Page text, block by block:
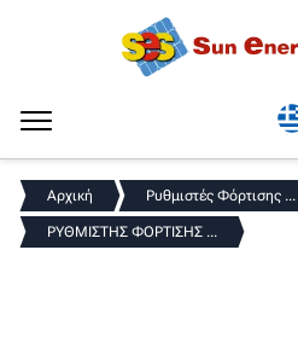
Αρχική Ρυθμιστές Φόρτισης ...
ΡΥΘΜΙΣΤΗΣ ΦΟΡΤΙΣΗΣ ...